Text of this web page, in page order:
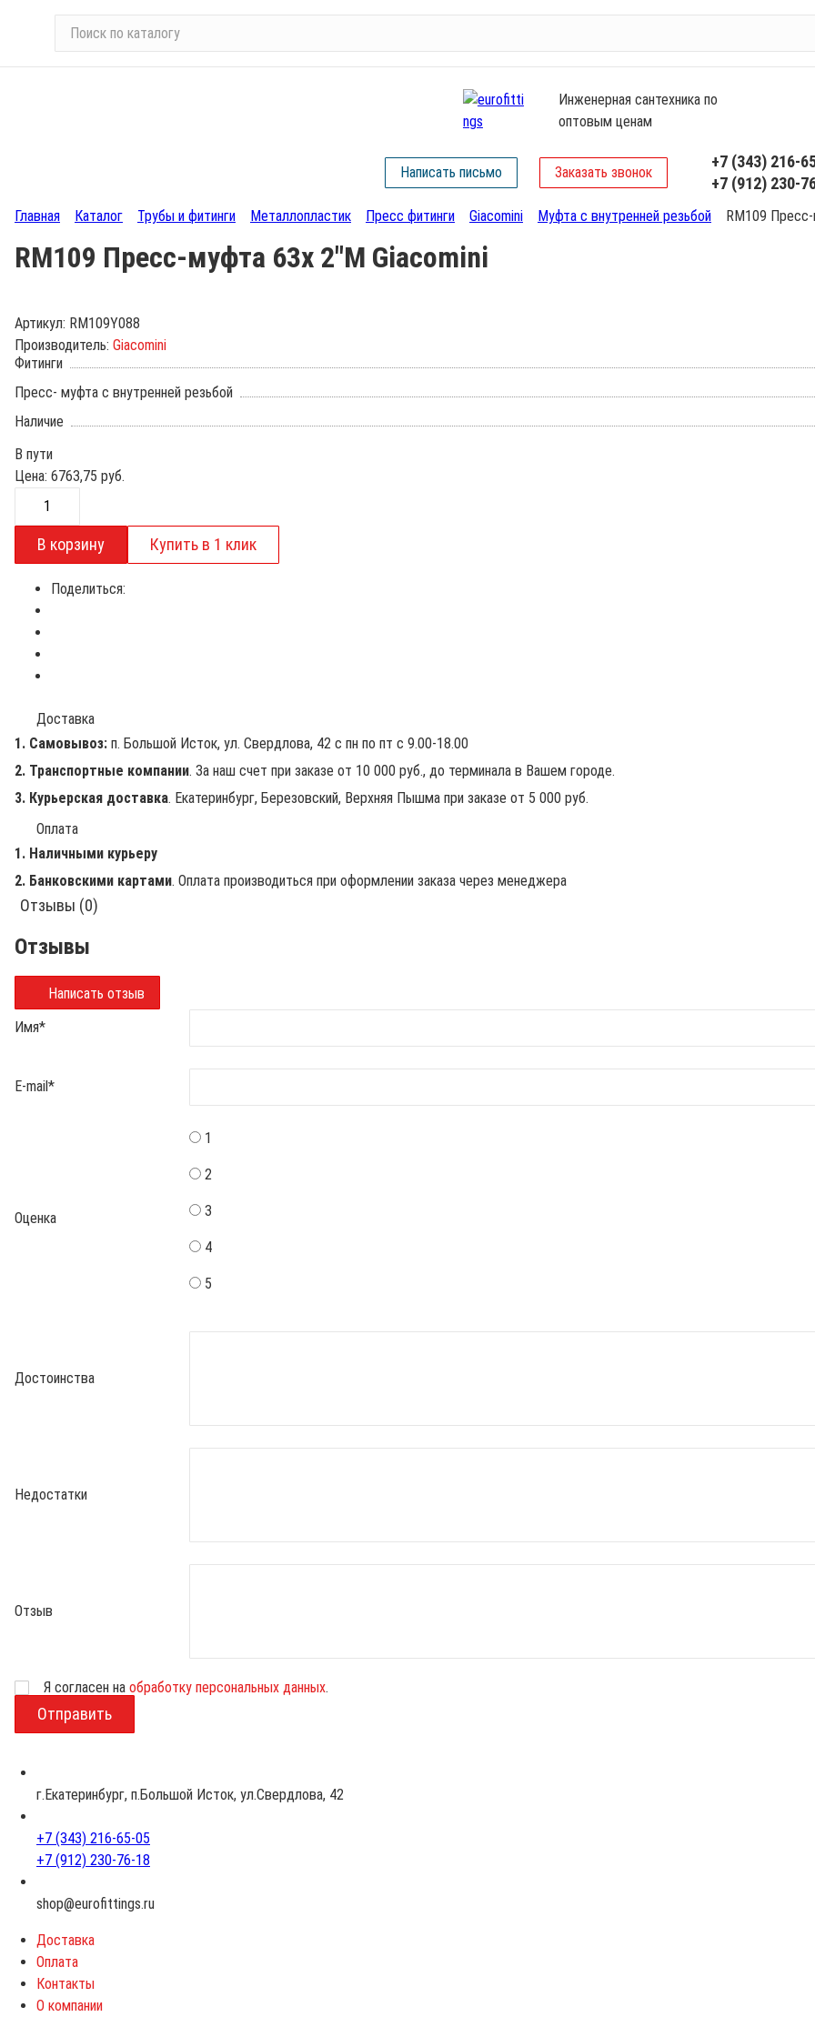
и
т
л
у
Инженерная сантехника по
оптовым ценам
Написать письмо Заказать звонок
+7 (343) 216-
+7 (912) 230-
Главная Каталог Трубы и фитинги Металлопластик Пресс фитинги Giacomini Муфта с внутренней резьбой RM109
RM109 Пресс-муфта 63х 2"М Giacomini
Артикул: RM109Y088
Производитель: Giacomini
Фитинги
Пресс- муфта с внутренней резьбой
Наличие
В пути
Цена: 6763,75 руб.
Поделиться:
Доставка
1. Самовывоз: п. Большой Исток, ул. Свердлова, 42 с пн по пт с 9.00-18.00
2. Транспортные компании. За наш счет при заказе от 10 000 руб., до терминала в Вашем городе.
3. Курьерская доставка. Екатеринбург, Березовский, Верхняя Пышма при заказе от 5 000 руб.
Оплата
1. Наличными курьеру
2. Банковскими картами. Оплата производиться при оформлении заказа через менеджера
Отзывы (0)
Отзывы
Написать отзыв
Имя*
E-mail *
Оценка
1
2
3
4
5
Достоинства
Недостатки
Отзыв
ВозрастЯ согласен на обработку персональных данных.
г.Екатеринбург, п.Большой Исток, ул.Свердлова, 42
+7 (343) 216-65-05
+7 (912) 230-76-18
shop@eurofittings.ru
Доставка
Оплата
Контакты
О компании